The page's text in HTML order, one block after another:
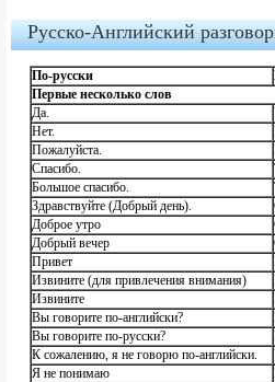
Русско-Английский
По-русски
Первые несколько слов
Да.
Нет.
Пожалуйста.
Спасибо.
Большое спасибо.
Здравствуйте (Добрый день).
Доброе утро
Добрый вечер
Привет
Извините (для привлечения внимания)
Извините
Вы говорите по-английски?
Вы говорите по-русски?
К сожалению, я не говорю по-английски.
Я не понимаю